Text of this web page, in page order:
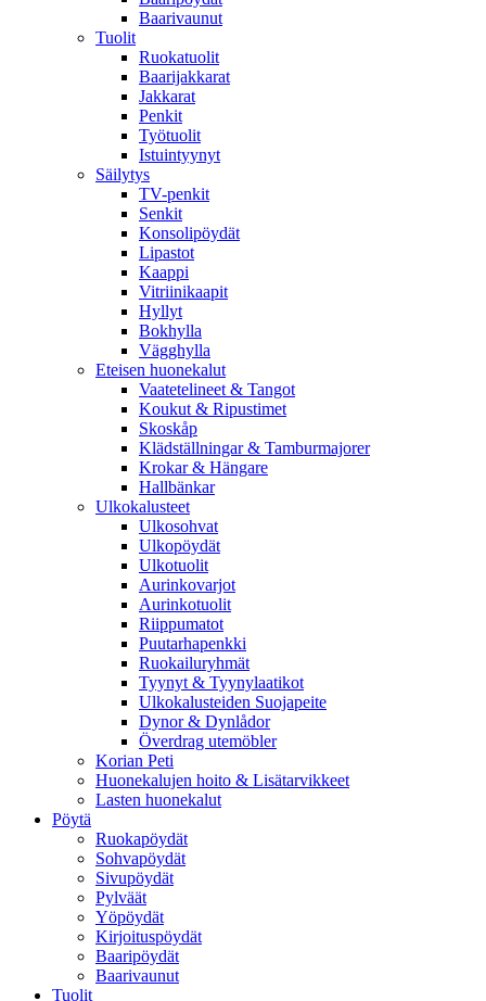
Baarivaunut
Tuolit
Ruokatuolit
Baarijakkarat
Jakkarat
Penkit
Työtuolit
Istuintyynyt
Säilytys
TV-penkit
Senkit
Konsolipöydät
Lipastot
Kaappi
Vitriinikaapit
Hyllyt
Bokhylla
Vägghylla
Eteisen huonekalut
Vaatetelineet & Tangot
Koukut & Ripustimet
Skoskåp
Klädställningar & Tamburmajorer
Krokar & Hängare
Hallbänkar
Ulkokalusteet
Ulkosohvat
Ulkopöydät
Ulkotuolit
Aurinkovarjot
Aurinkotuolit
Riippumatot
Puutarhapenkki
Ruokailuryhmät
Tyynyt & Tyynylaatikot
Ulkokalusteiden Suojapeite
Dynor & Dynlådor
Överdrag utemöbler
Korian Peti
Huonekalujen hoito & Lisätarvikkeet
Lasten huonekalut
Pöytä
Ruokapöydät
Sohvapöydät
Sivupöydät
Pylväät
Yöpöydät
Kirjoituspöydät
Baaripöydät
Baarivaunut
Tuolit